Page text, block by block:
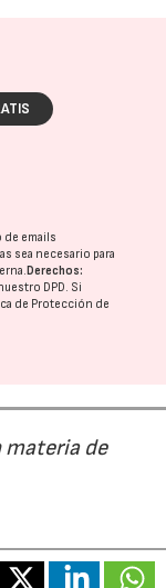
de emails
sea necesario para
Derechos:
DPD. Si
de Protección de
materia de